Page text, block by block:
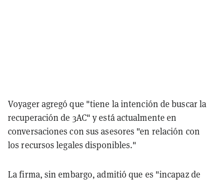
Voyager agregó que "tiene la intención de buscar la
recuperación de 3AC" y está actualmente en
conversaciones con sus asesores "en relación con
los recursos legales disponibles."
La firma, sin embargo, admitió que es "incapaz de